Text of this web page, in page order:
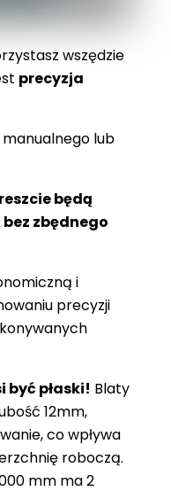
wszędzie
precyzja
manualnego lub
będą
zbędnego
i
precyzji
być płaski! Blaty
12mm,
co wpływa
roboczą.
mm ma 2